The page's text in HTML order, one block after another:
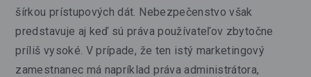
šírkou prístupových dát. Nebezpečenstvo však
predstavuje aj keď sú práva používateľov zbytočne
príliš vysoké. V prípade, že ten istý marketingový
zamestnanec má napríklad práva administrátora,